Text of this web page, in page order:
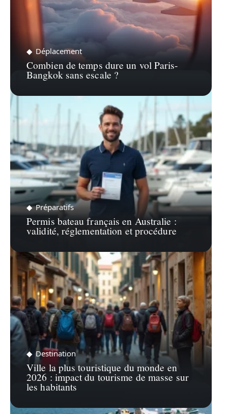
Déplacement
Combien de temps dure un vol Paris-
Bangkok sans escale ?
Préparatifs
Permis bateau français en Australie :
validité, réglementation et procédure
Destination
Ville la plus touristique du monde en
2026 : impact du tourisme de masse sur
les habitants